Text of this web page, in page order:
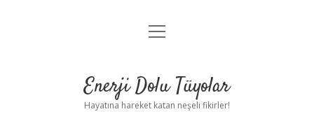
Anasayfa
Yasal Uyarı
menüyü
Enerji Dolu Tüyolar
Hayatına hareket katan neşeli fikirler!